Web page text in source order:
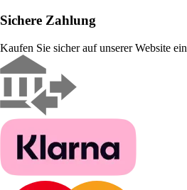
Sichere Zahlung
Kaufen Sie sicher auf unserer Website ein